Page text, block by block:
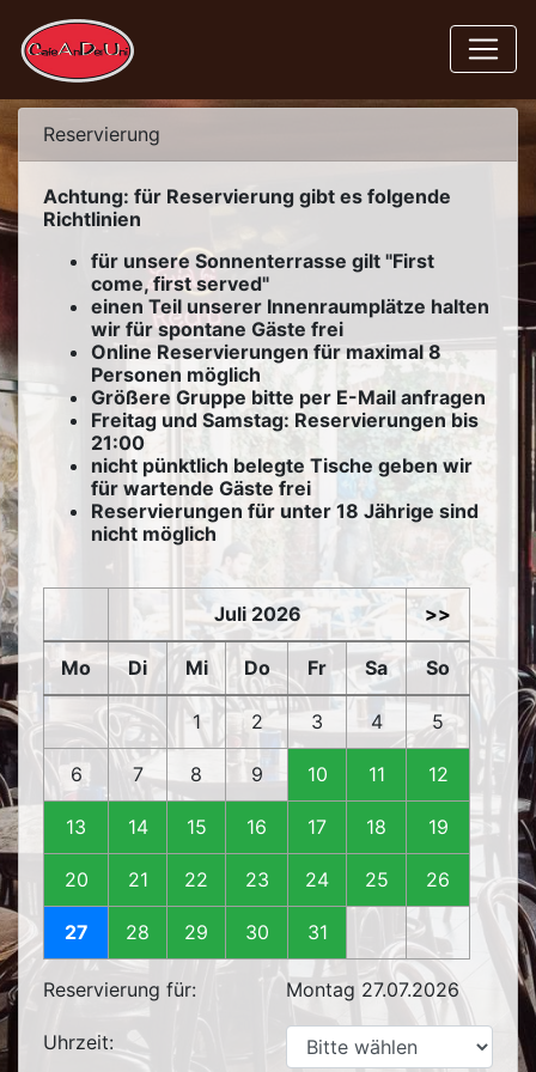
Reservierung
Achtung: für Reservierung gibt es folgende
Richtlinien
für unsere Sonnenterrasse gilt "First
come, first served"
einen Teil unserer Innenraumplätze halten
wir für spontane Gäste frei
Online Reservierungen für maximal 8
Personen möglich
Größere Gruppe bitte per E-Mail anfragen
Freitag und Samstag: Reservierungen bis
21:00
nicht pünktlich belegte Tische geben wir
für wartende Gäste frei
Reservierungen für unter 18 Jährige sind
nicht möglich
Juli 2026 >>
Mo Di Mi Do Fr Sa So
1 2 3 4 5
6 7 8 9 10 11 12
13 14 15 16 17 18 19
20 21 22 23 24 25 26
27 28 29 30 31
Reservierung für: Montag 27.07.2026
Uhrzeit: